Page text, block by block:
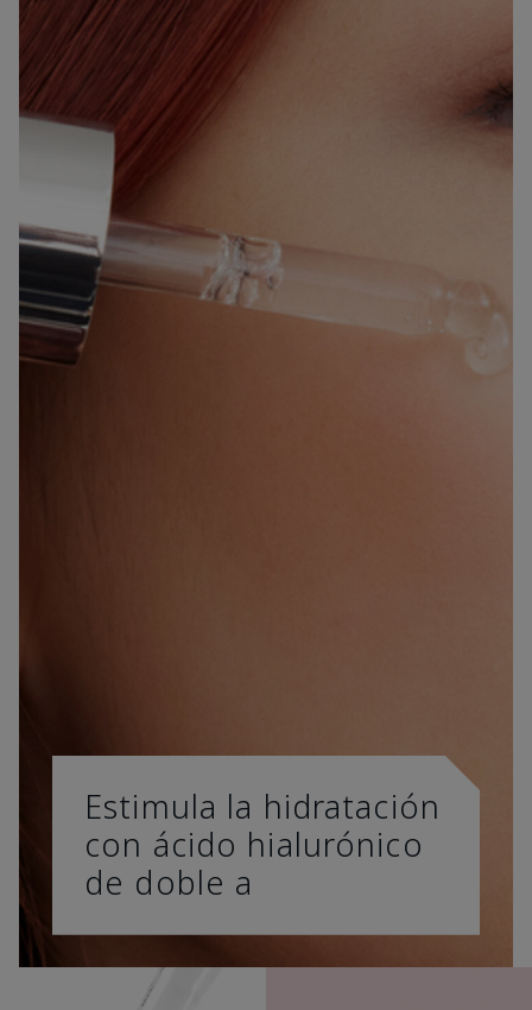
Estimula la hidratación
con ácido hialurónico
de doble a